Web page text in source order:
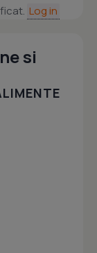
Log in
si